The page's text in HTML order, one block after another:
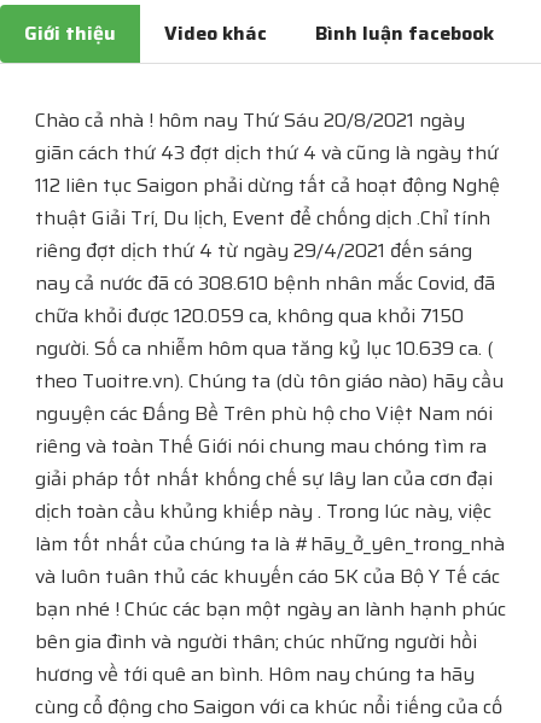
Giới thiệu Video khác Bình luận facebook
Chào cả nhà ! hôm nay Thứ Sáu 20/8/2021 ngày
giãn cách thứ 43 đợt dịch thứ 4 và cũng là ngày thứ
112 liên tục Saigon phải dừng tất cả hoạt động Nghệ
thuật Giải Trí, Du lịch, Event để chống dịch .Chỉ tính
riêng đợt dịch thứ 4 từ ngày 29/4/2021 đến sáng
nay cả nước đã có 308.610 bệnh nhân mắc Covid, đã
chữa khỏi được 120.059 ca, không qua khỏi 7150
người. Số ca nhiễm hôm qua tăng kỷ lục 10.639 ca. (
theo Tuoitre.vn). Chúng ta (dù tôn giáo nào) hãy cầu
nguyện các Đấng Bề Trên phù hộ cho Việt Nam nói
riêng và toàn Thế Giới nói chung mau chóng tìm ra
giải pháp tốt nhất khống chế sự lây lan của cơn đại
dịch toàn cầu khủng khiếp này . Trong lúc này, việc
làm tốt nhất của chúng ta là #hãy_ở_yên_trong_nhà
và luôn tuân thủ các khuyến cáo 5K của Bộ Y Tế các
bạn nhé ! Chúc các bạn một ngày an lành hạnh phúc
bên gia đình và người thân; chúc những người hồi
hương về tới quê an bình. Hôm nay chúng ta hãy
cùng cổ động cho Saigon với ca khúc nổi tiếng của cố